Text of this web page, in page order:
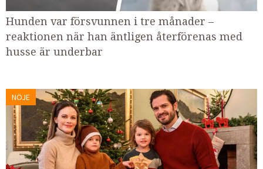
Hunden var försvunnen i tre månader –
reaktionen när han äntligen återförenas med
husse är underbar
NÖJE